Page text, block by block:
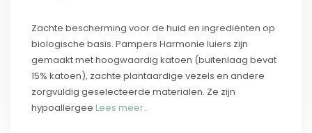
Zachte bescherming voor de huid en ingrediënten op
biologische basis. Pampers Harmonie luiers zijn
gemaakt met hoogwaardig katoen (buitenlaag bevat
15% katoen), zachte plantaardige vezels en andere
zorgvuldig geselecteerde materialen. Ze zijn
hypoallergee Lees meer..